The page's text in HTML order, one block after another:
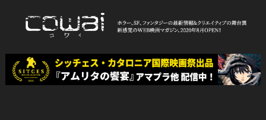
WEB映画マガジン「cowai コ
ワイ」